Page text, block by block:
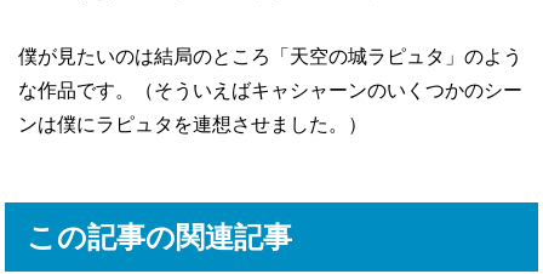
僕が見たいのは結局のところ「天空の城ラピュタ」のよう
な作品です。（そういえばキャシャーンのいくつかのシー
ンは僕にラピュタを連想させました。）
この記事の関連記事